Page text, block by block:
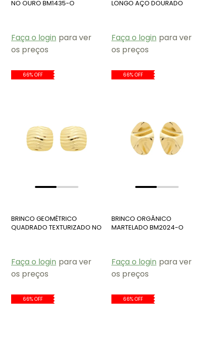
NO OURO BM1435-O
Faça o login para ver
os preços
LONGO AÇO DOURADO
Faça o login para ver
os preços
66% OFF
BRINCO GEOMÉTRICO
QUADRADO TEXTURIZADO NO
Faça o login para ver
os preços
66% OFF
BRINCO ORGÂNICO
MARTELADO BM2024-O
Faça o login para ver
os preços
66% OFF 66% OFF